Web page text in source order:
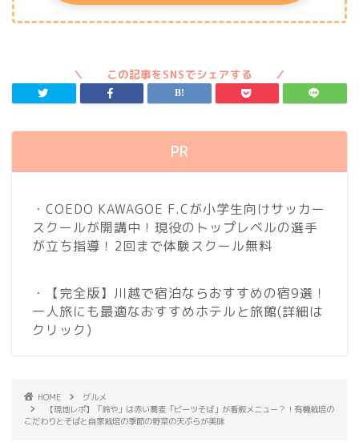
PR
・COEDO KAWAGOE F.Cが小学生向けサッカー
スクールが開講中！現役のトップレベルの選手
が立ち指導！2回まで体験スクール無料
・【完全版】川越で宿泊ならおすすめの宿9選！
一人旅にも最適なおすすめホテルと旅館(詳細は
クリック)
HOME
グルメ
【現地レポ】「鈴や」は赤い蕎麦「ビーツそば」が看板メニュー？！有機栽培の
こだわりとそばと自家栽培の季節の野菜の天ぷらが美味